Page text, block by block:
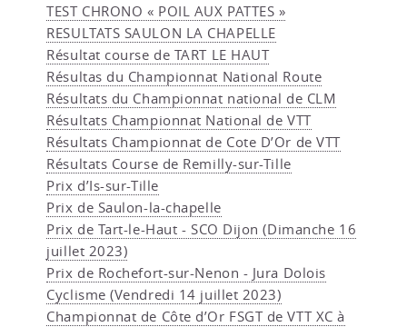
TEST CHRONO « POIL AUX PATTES »
RESULTATS SAULON LA CHAPELLE
Résultat course de TART LE HAUT
Résultas du Championnat National Route
Résultats du Championnat national de CLM
Résultats Championnat National de VTT
Résultats Championnat de Cote D’Or de VTT
Résultats Course de Remilly-sur-Tille
Prix d’Is-sur-Tille
Prix de Saulon-la-chapelle
Prix de Tart-le-Haut - SCO Dijon (Dimanche 16
juillet 2023)
Prix de Rochefort-sur-Nenon - Jura Dolois
Cyclisme (Vendredi 14 juillet 2023)
Championnat de Côte d’Or FSGT de VTT XC à